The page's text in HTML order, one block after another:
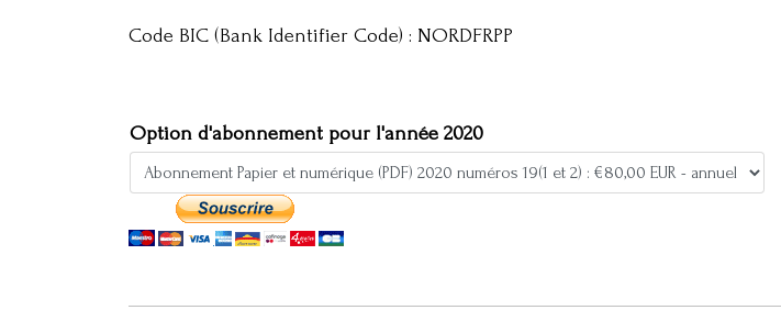
Code BIC (Bank Identifier Code) : NORDFRPP
Option d'abonnement pour l'année 2020